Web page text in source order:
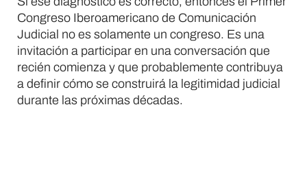
Congreso Iberoamericano de Comunicación
Judicial no es solamente un congreso. Es una
invitación a participar en una conversación que
recién comienza y que probablemente contribuya
a definir cómo se construirá la legitimidad judicial
durante las próximas décadas.